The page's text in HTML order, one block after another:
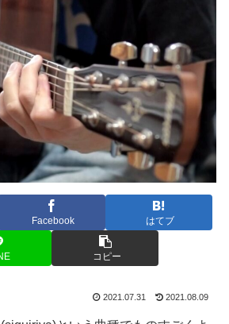
Facebook はてブ
コピー
2021.07.31 2021.08.09